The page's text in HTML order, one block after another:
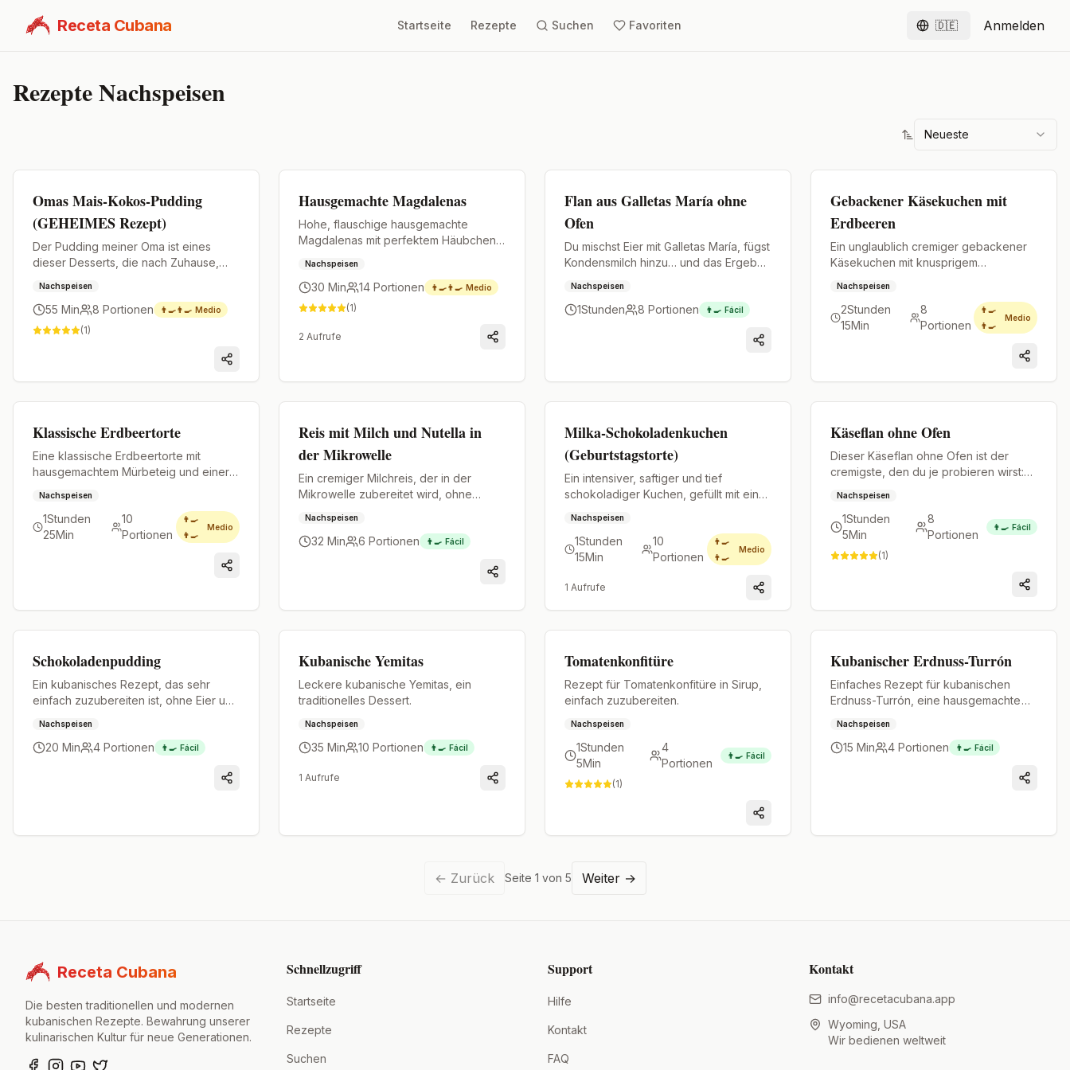
Receta Cubana Startseite Rezepte Suchen Favoriten 🇩🇪
Deutsch Anmelden
RezepteNachspeisen
Neueste
Omas Mais-Kokos-Pudding
(GEHEIMES Rezept)
Der Pudding meiner Oma ist eines
dieser Desserts, die nach Zuhause,
Nachspeisen
55 Min 8 Portionen 👨‍🍳👨‍🍳 Medio
(1)
Hausgemachte Magdalenas
Hohe, flauschige hausgemachte
Magdalenas mit perfektem Häubchen,
Hauch von Zimt.
Nachspeisen
30 Min 14 Portionen 👨‍🍳👨‍🍳 Medio
(1)
2 Aufrufe
Flan aus Galletas María ohne
Ofen
Du mischst Eier mit Galletas María, fügst
Kondensmilch hinzu… und das Ergebnis
überraschender Flan, der ohne Ofen
gemacht wird.
Nachspeisen
1Stunden 8 Portionen 👨‍🍳 Fácil
Gebackener Käsekuchen mit
Erdbeeren
Ein unglaublich cremiger gebackener
Käsekuchen mit knusprigem
Erdbeermarmelade.
Nachspeisen
2Stunden
15Min
8
Portionen
👨‍🍳
👨‍🍳
Medio
Klassische Erdbeertorte
Eine klassische Erdbeertorte mit
hausgemachtem Mürbeteig und einer
Herausnehmen aus dem Ofen blubbert.
Nachspeisen
1Stunden
25Min
10
Portionen
👨‍🍳
👨‍🍳
Medio
Reis mit Milch und Nutella in
der Mikrowelle
Ein cremiger Milchreis, der in der
Mikrowelle zubereitet wird, ohne
Zutat: Nutella.
Nachspeisen
32 Min 6 Portionen 👨‍🍳 Fácil
Milka-Schokoladenkuchen
(Geburtstagstorte)
Ein intensiver, saftiger und tief
schokoladiger Kuchen, gefüllt mit einer
Nachspeisen
1Stunden
15Min
10
Portionen
👨‍🍳
👨‍🍳
Medio
1 Aufrufe
Käseflan ohne Ofen
Dieser Käseflan ohne Ofen ist der
cremigste, den du je probieren wirst:
auf der Zunge zergeht, und einem
Geschmack, der schon beim ersten
Löffel verzaubert. Ein einfaches
Rezept mit garantiertem Ergebnis.
Nachspeisen
1Stunden
5Min
8
Portionen
👨‍🍳 Fácil
(1)
Schokoladenpudding
Ein kubanisches Rezept, das sehr
einfach zuzubereiten ist, ohne Eier und
jede Jahreszeit.
Nachspeisen
20 Min 4 Portionen 👨‍🍳 Fácil
Kubanische Yemitas
Leckere kubanische Yemitas, ein
traditionelles Dessert.
Nachspeisen
35 Min 10 Portionen 👨‍🍳 Fácil
1 Aufrufe
Tomatenkonfitüre
Rezept für Tomatenkonfitüre in Sirup,
einfach zuzubereiten.
Nachspeisen
1Stunden
5Min
4
Portionen
👨‍🍳 Fácil
(1)
Kubanischer Erdnuss-Turrón
Einfaches Rezept für kubanischen
Erdnuss-Turrón, eine hausgemachte
Nachspeisen
15 Min 4 Portionen 👨‍🍳 Fácil
← Zurück Seite 1 von 5 Weiter→
Receta Cubana
Die besten traditionellen und modernen
kubanischen Rezepte. Bewahrung unserer
kulinarischen Kultur für neue Generationen.
Schnellzugriff
Startseite
Rezepte
Suchen
Support
Hilfe
Kontakt
FAQ
Kontakt
info@recetacubana.app
Wyoming, USA
Wir bedienen weltweit